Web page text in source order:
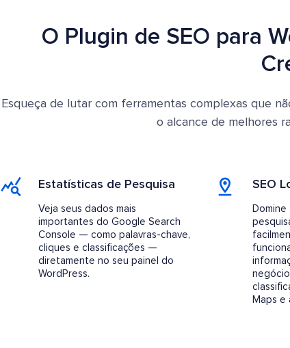
O Plugin de SEO para
Esqueça de lutar com ferramentas complexas que
o alcance de melhores
Estatísticas de Pesquisa
Veja seus dados mais
importantes do Google Search
Console — como palavras-chave,
cliques e classificações —
diretamente no seu painel do
WordPress.
SEO
Maps e